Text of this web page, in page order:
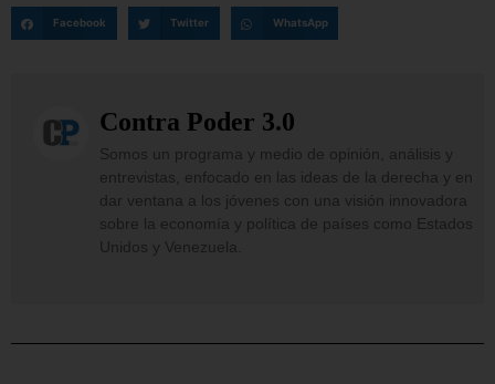
Facebook Twitter WhatsApp
Contra Poder 3.0
Somos un programa y medio de opinión, análisis y
entrevistas, enfocado en las ideas de la derecha y en
dar ventana a los jóvenes con una visión innovadora
sobre la economía y política de países como Estados
Unidos y Venezuela.